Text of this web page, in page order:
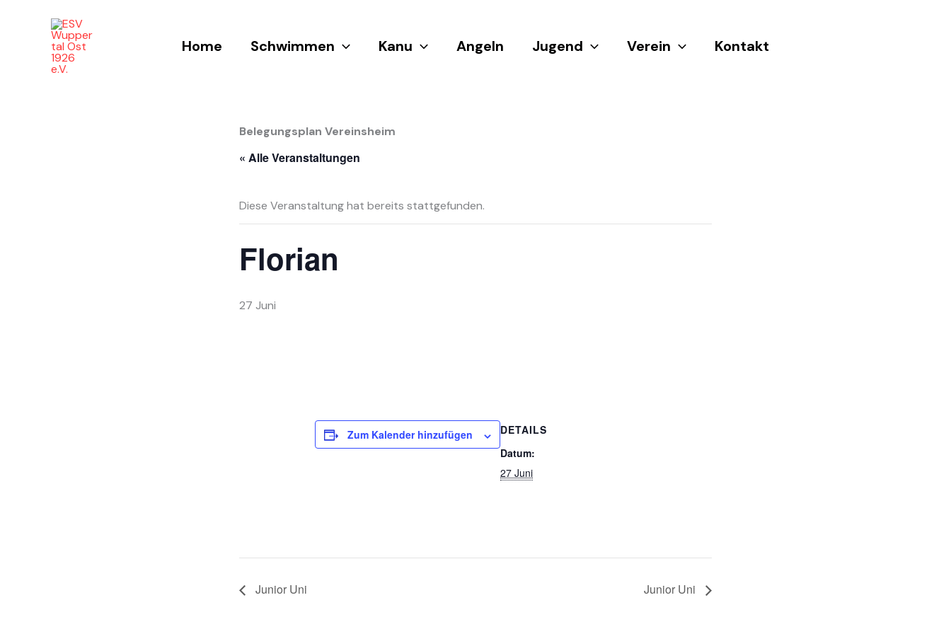
Home Schwimmen Kanu Angeln Jugend Verein Kontakt
Belegungsplan Vereinsheim
« Alle Veranstaltungen
Diese Veranstaltung hat bereits stattgefunden.
Florian
27 Juni
Zum Kalender hinzufügen
DETAILS
Datum:
27 Juni
Junior Uni Junior Uni